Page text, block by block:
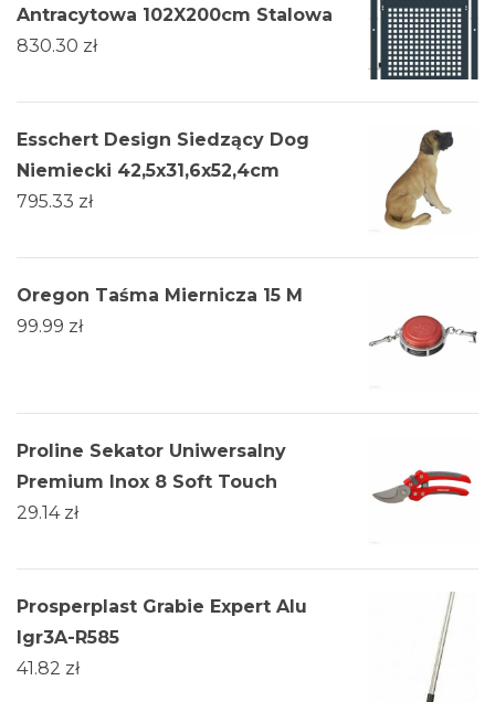
Antracytowa 102X200cm Stalowa
830.30 zł
Esschert Design Siedzący Dog
Niemiecki 42,5x31,6x52,4cm
795.33 zł
Oregon Taśma Miernicza 15 M
99.99 zł
Proline Sekator Uniwersalny
Premium Inox 8 Soft Touch
29.14 zł
Prosperplast Grabie Expert Alu
Igr3A-R585
41.82 zł